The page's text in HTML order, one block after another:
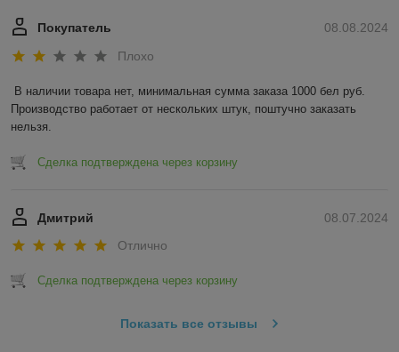
08.08.2024
Покупатель
Плохо
В наличии товара нет, минимальная сумма заказа 1000 бел руб.
Производство работает от нескольких штук, поштучно заказать
нельзя.
Сделка подтверждена через корзину
08.07.2024
Дмитрий
Отлично
Сделка подтверждена через корзину
Показать все отзывы